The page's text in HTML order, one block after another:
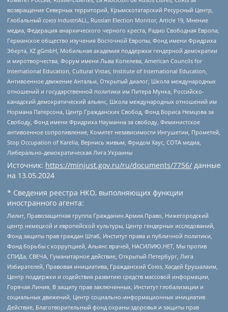
возвращение Северных территорий, Крымскотатарский Ресурсный Центр,
Глобальный союз IndustriALL, Russian Election Monitor, Article 19, Мнение
медиа, Федерация анархического черного креста, Радио Свободная Европа,
Германское общество изучения Восточной Европы, Фонд имени Фридриха
Эберта, XZ gGmbH, Мобильная академия поддержки гендерной демократии
и миротворчества, Форум имени Льва Копелева, American Councils for
International Education, Cultural Vistas, Institute of International Education,
Антивоенное движение Антальи, Открытый диалог, Школа международных
отношений и государственной политики им Питера Мунка, Российско-
канадский демократический альянс, Школа международных отношений им
Нормана Патерсона, Центр Гражданских Свобод, Фонд Бориса Немцова за
Свободу, Фонд имени Фридриха Науманна за свободу, Феминистское
антивоенное сопротивление, Комитет независимости Ингушетии, Прометей,
Stop Occupation of Karelia, Вернись живым, Фридом Хаус, СОТА медиа,
Либерально-демократическая Лига Украины
Источник: https://minjust.gov.ru/ru/documents/7756/ данные
на 13.05.2024
* Сведения реестра НКО, выполняющих функции
иностранного агента:
Лилит, Правозащитная группа Гражданин.Армия.Право, Нижегородский
центр немецкой и европейской культуры, Центр гендерных исследований,
Фонд защиты прав граждан Штаб, Институт права и публичной политики,
Фонд борьбы с коррупцией, Альянс врачей, НАСИЛИЮ.НЕТ, Мы против
СПИДа, СВЕЧА, Гуманитарное действие, Открытый Петербург, Лига
Избирателей, Правовая инициатива, Гражданский Союз, Хасдей Ерушалаим,
Центр поддержки и содействия развитию средств массовой информации,
Горячая Линия, В защиту прав заключенных, Институт глобализации и
социальных движений, Центр социально-информационных инициатив
Действие, Благотворительный фонд охраны здоровья и защиты прав